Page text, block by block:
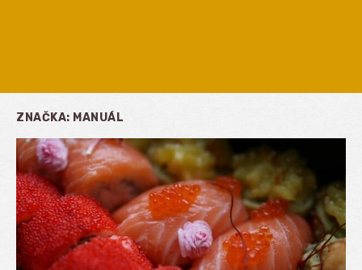
ZNAČKA: MANUÁL